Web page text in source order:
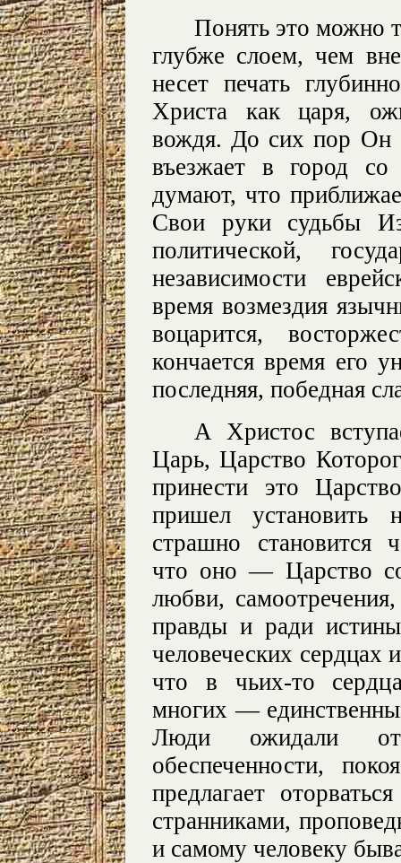
Понять это можно
глубже слоем, чем
несет печать
Христа как царя,
вождя. До сих пор Он
въезжает в город
думают, что
Свои руки судьбы
политической,
независимости
время возмездия
воцарится,
кончается время его
последняя, победная
А Христос
Царь, Царство
принести это
пришел установить
страшно становится
что оно — Царство
любви,
правды и ради
человеческих сердцах
что в чьих-то
многих —
Люди ожидали
обеспеченности,
предлагает
странниками,
и самому человеку